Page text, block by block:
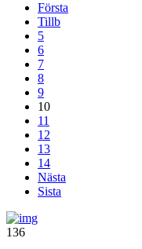
Första
Tillb
5
6
7
8
9
10
11
12
13
14
Nästa
Sista
136